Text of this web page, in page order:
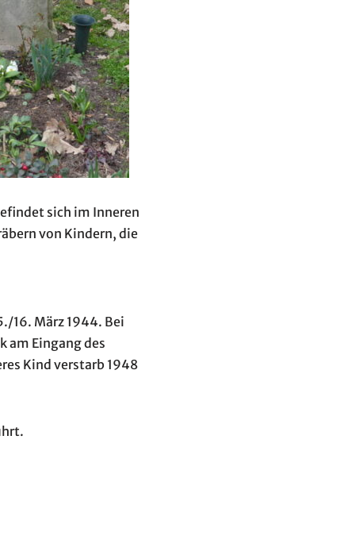
sich im Inneren
von Kindern, die
16. März 1944. Bei
am Eingang des
Kind verstarb 1948